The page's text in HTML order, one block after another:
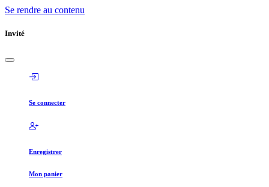
Se rendre au contenu
Invité
Se connecter
Enregistrer
Mon panier